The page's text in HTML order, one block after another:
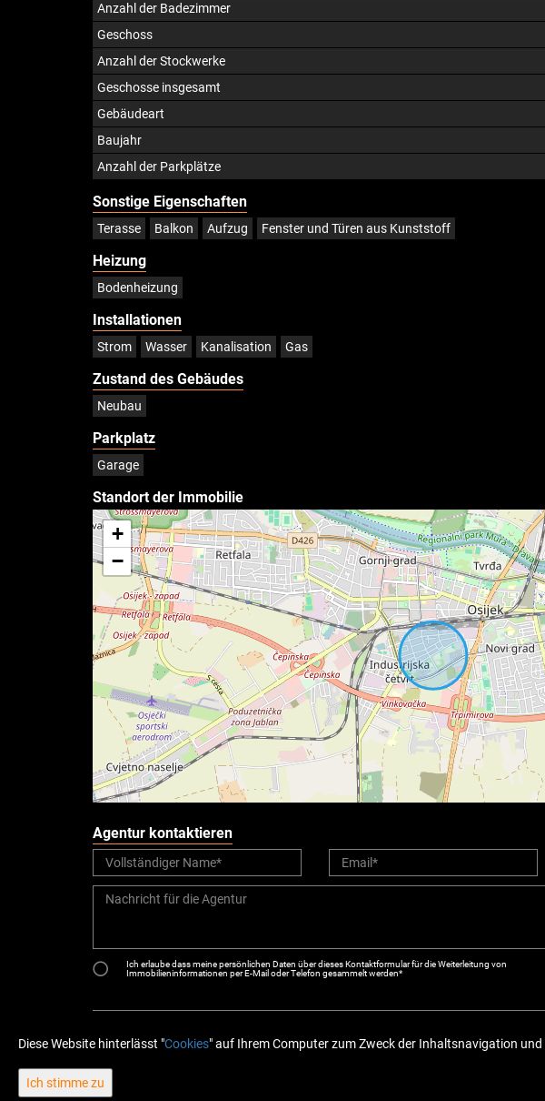
Anzahl der Badezimmer
Geschoss
Anzahl der Stockwerke
Geschosse insgesamt
Gebäudeart
Baujahr
Anzahl der Parkplätze
Sonstige Eigenschaften
Terasse Balkon Aufzug Fenster und Türen aus Kunststoff
Heizung
Bodenheizung
Installationen
Strom Wasser Kanalisation Gas
Zustand des Gebäudes
Neubau
Parkplatz
Garage
Standort der Immobilie
+
−
Agentur kontaktieren
Ich erlaube dass meine persönlichen Daten über dieses Kontaktformular für die Weiterleitung von
Immobilieninformationen per E-Mail oder Telefon gesammelt werden*
Diese Website hinterlässt "Cookies" auf Ihrem Computer zum Zweck der Inhaltsnavigation
Ich stimme zu